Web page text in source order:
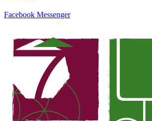
Facebook Messenger